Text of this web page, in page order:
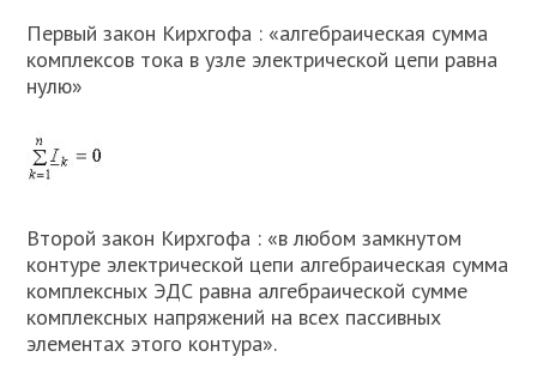
Первый закон Кирхгофа : «алгебраическая сумма
комплексов тока в узле электрической цепи равна
нулю»
Второй закон Кирхгофа : «в любом замкнутом
контуре электрической цепи алгебраическая сумма
комплексных ЭДС равна алгебраической сумме
комплексных напряжений на всех пассивных
элементах этого контура».